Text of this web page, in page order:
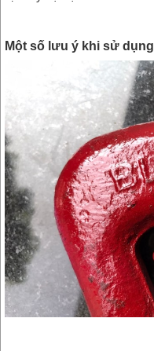
Một số lưu ý khi sử dụng